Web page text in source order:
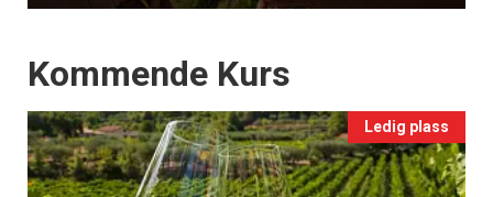
Events
Kommende Kurs
Ledig plass